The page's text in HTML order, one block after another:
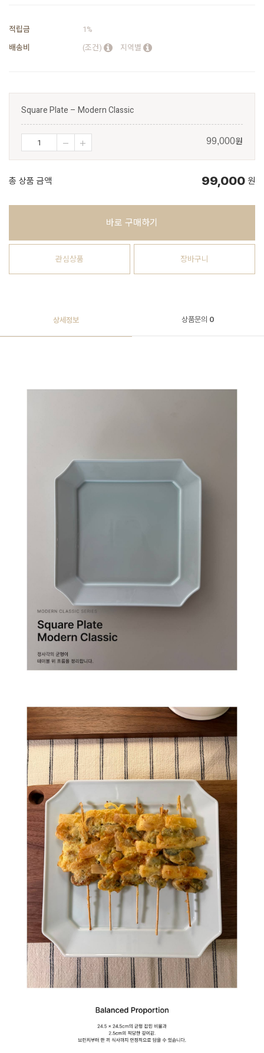
적립금
1%
배송비
(조건) 지역별
Square Plate – Modern Classic
99,000원
총 상품 금액 99,000 원
바로 구매하기
관심상품 장바구니
상세정보 상품문의 0